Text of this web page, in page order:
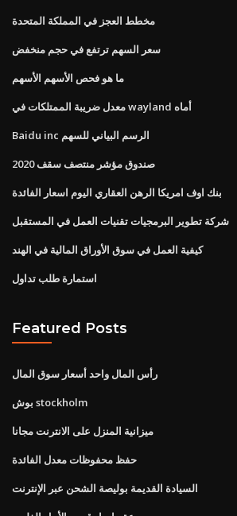
مخطط العجز في المملكة المتحدة
سعر السهم ترتفع في حجم منخفض
ما هو فحص الأسهم الأسهم
معدل ضريبة الممتلكات في wayland أماه
Baidu inc الرسم البياني للسهم
صندوق مؤشر منتصف سقف 2020
بنك اوف امريكا الرهن العقاري اليوم اسعار الفائدة
شركة تطوير البرمجيات تقنيات العمل في المستقبل
كيفية العمل في سوق الأوراق المالية في الهند
استمارة طلب تداول
Featured Posts
رأس المال واحد أسعار سوق المال
بوش stockholm
ميزانية المنزل على الانترنت مجانا
حفظ محفوظات معدل الفائدة
السيادة القديمة بوليصة الشحن عبر الإنترنت